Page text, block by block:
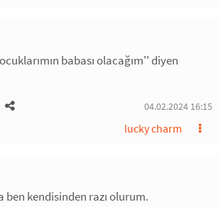
babası olacağım'' diyen
04.02.2024 16:15
lucky charm
ben kendisinden razı olurum.